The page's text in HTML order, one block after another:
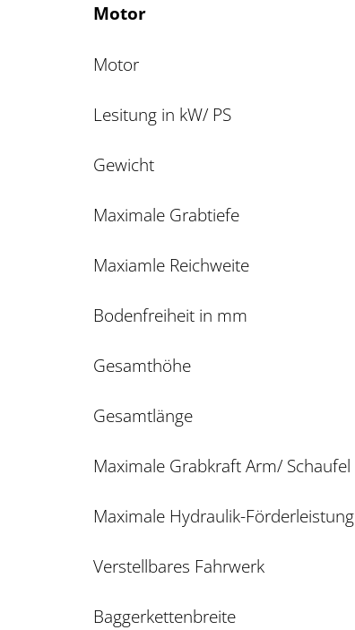
Motor
Motor
Lesitung in kW/ PS
Gewicht
Maximale Grabtiefe
Maxiamle Reichweite
Bodenfreiheit in mm
Gesamthöhe
Gesamtlänge
Maximale Grabkraft Arm/ Schaufel
Maximale Hydraulik-Förderleistung
Verstellbares Fahrwerk
Baggerkettenbreite